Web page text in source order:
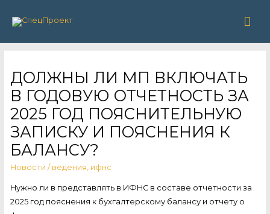
ДОЛЖНЫ ЛИ МП ВКЛЮЧАТЬ
В ГОДОВУЮ ОТЧЕТНОСТЬ ЗА
2025 ГОД ПОЯСНИТЕЛЬНУЮ
ЗАПИСКУ И ПОЯСНЕНИЯ К
БАЛАНСУ?
Новости / ведения ифнс
Нужно ли в представлять в ИФНС в составе отчетности за
2025 год пояснения к бухгалтерскому балансу и отчету о